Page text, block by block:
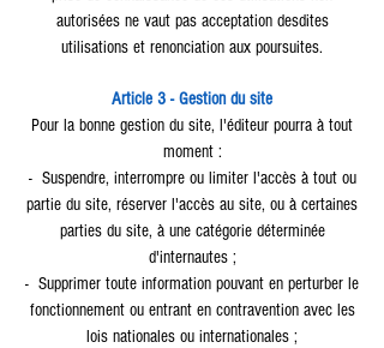
autorisées ne vaut pas acceptation desdites
utilisations et renonciation aux poursuites.
Article 3 - Gestion du site
Pour la bonne gestion du site, l'éditeur pourra à tout
moment :
- Suspendre, interrompre ou limiter l'accès à tout ou
partie du site, réserver l'accès au site, ou à certaines
parties du site, à une catégorie déterminée
d'internautes ;
- Supprimer toute information pouvant en perturber le
fonctionnement ou entrant en contravention avec les
lois nationales ou internationales ;